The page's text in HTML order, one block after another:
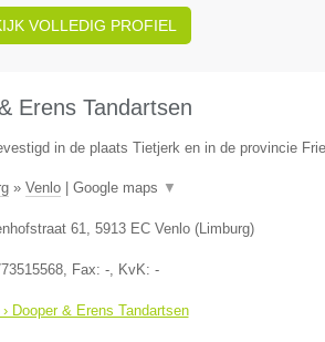
VOLLEDIG PROFIEL
Erens Tandartsen
in de plaats Tietjerk en in de provincie
» Venlo| Google maps ▼
61, 5913 EC Venlo(Limburg)
, Fax: -, KvK: -
› Dooper & Erens Tandartsen